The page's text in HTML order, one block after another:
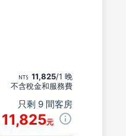
11,825/1 晚
不含稅金和服務費
只剩 9 間客房
11,825元